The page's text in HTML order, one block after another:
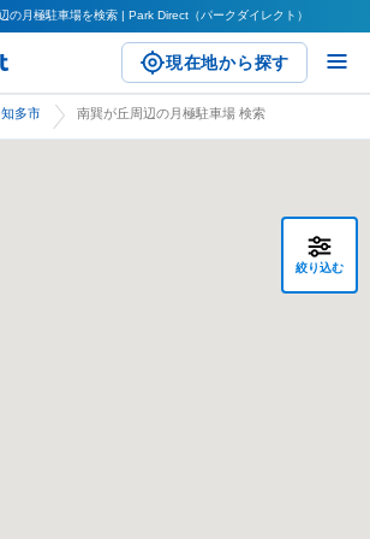
の月極駐車場を検索 | Park Direct（パークダイレクト）
現在地から探す
知多市 南巽が丘周辺の月極駐車場 検索
絞り込む